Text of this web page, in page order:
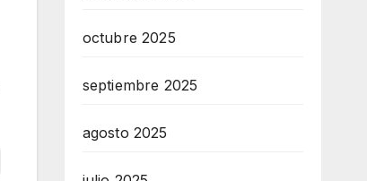
octubre 2025
septiembre 2025
agosto 2025